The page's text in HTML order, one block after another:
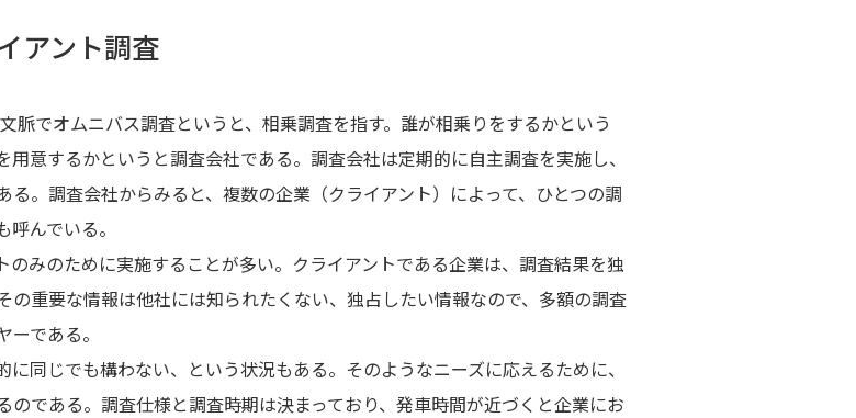
アント調査
でオムニバス調査というと、相乗調査を指す。誰が相乗りをするかという
意するかというと調査会社である。調査会社は定期的に自主調査を実施し、
。調査会社からみると、複数の企業（クライアント）によって、ひとつの調
んでいる。
みのために実施することが多い。クライアントである企業は、調査結果を独
重要な情報は他社には知られたくない、独占したい情報なので、多額の調査
である。
同じでも構わない、という状況もある。そのようなニーズに応えるために、
である。調査仕様と調査時期は決まっており、発車時間が近づくと企業にお